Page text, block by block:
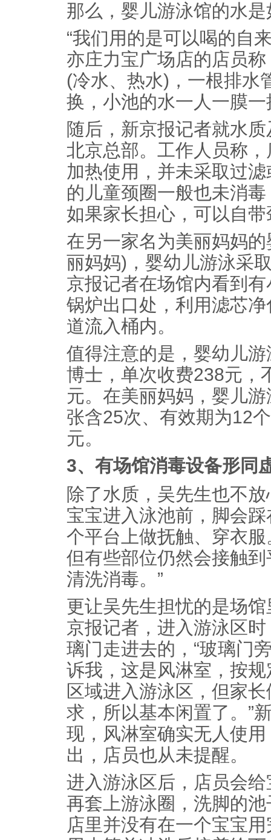
那么，婴儿游泳馆的水
“我们用的是可以喝的自
亦庄力宝广场店的店员
(冷水、热水)，一根排水
换，小池的水一人一膜一
随后，新京报记者就水
北京总部。工作人员称
加热使用，并未采取过
的儿童颈圈一般也未消
如果家长担心，可以自带
在另一家名为美丽妈妈
丽妈妈)，婴幼儿游泳采
京报记者在场馆内看到
锅炉出口处，利用滤芯
道流入桶内。
值得注意的是，婴幼儿
博士，单次收费238元，
元。在美丽妈妈，婴儿
张含25次、有效期为12
元。
3、有场馆消毒设备形同
除了水质，吴先生也不
宝宝进入泳池前，脚会
个平台上做抚触、穿衣
但有些部位仍然会接触
清洗消毒。”
更让吴先生担忧的是场
京报记者，进入游泳区
璃门走进去的，“玻璃门
诉我，这是风淋室，按
区域进入游泳区，但家
求，所以基本闲置了。”
现，风淋室确实无人使
出，店员也从未提醒。
进入游泳区后，店员会
再套上游泳圈，洗脚的
店里并没有在一个宝宝